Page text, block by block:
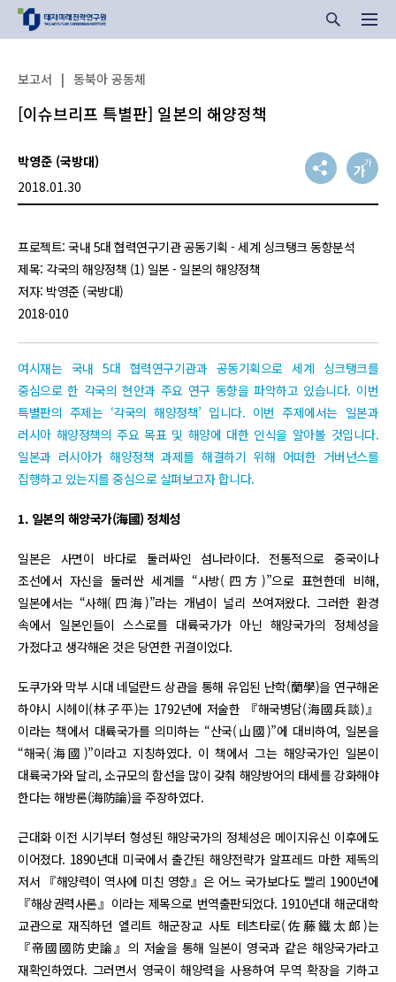
보고서 | 동북아 공동체
[이슈브리프 특별판] 일본의 해양정책
박영준 (국방대)
2018.01.30
프로젝트: 국내 5대 협력연구기관 공동기획 - 세계 싱크탱크 동향분석
제목: 각국의 해양정책 (1) 일본 - 일본의 해양정책
저자: 박영준 (국방대)
2018-010
여시재는 국내 5대 협력연구기관과 공동기획으로 세계 싱크탱크를
중심으로 한 각국의 현안과 주요 연구 동향을 파악하고 있습니다. 이번
특별판의 주제는 ‘각국의 해양정책’ 입니다. 이번 주제에서는 일본과
러시아 해양정책의 주요 목표 및 해양에 대한 인식을 알아볼 것입니다.
일본과 러시아가 해양정책 과제를 해결하기 위해 어떠한 거버넌스를
집행하고 있는지를 중심으로 살펴보고자 합니다.
1. 일본의 해양국가(海國) 정체성
일본은 사면이 바다로 둘러싸인 섬나라이다. 전통적으로 중국이나
조선에서 자신을 둘러싼 세계를 “사방(四方)”으로 표현한데 비해,
일본에서는 “사해(四海)”라는 개념이 널리 쓰여져왔다. 그러한 환경
속에서 일본인들이 스스로를 대륙국가가 아닌 해양국가의 정체성을
가졌다고 생각해온 것은 당연한 귀결이었다.
도쿠가와 막부 시대 네덜란드 상관을 통해 유입된 난학(蘭學)을 연구해온
하야시 시헤이(林子平)는 1792년에 저술한 『해국병담(海國兵談)』
이라는 책에서 대륙국가를 의미하는 “산국(山國)”에 대비하여, 일본을
“해국(海國)”이라고 지칭하였다. 이 책에서 그는 해양국가인 일본이
대륙국가와 달리, 소규모의 함선을 많이 갖춰 해양방어의 태세를 강화해야
한다는 해방론(海防論)을 주장하였다.
근대화 이전 시기부터 형성된 해양국가의 정체성은 메이지유신 이후에도
이어졌다. 1890년대 미국에서 출간된 해양전략가 알프레드 마한 제독의
저서 『해양력이 역사에 미친 영향』은 어느 국가보다도 빨리 1900년에
『해상권력사론』이라는 제목으로 번역출판되었다. 1910년대 해군대학
교관으로 재직하던 엘리트 해군장교 사토 테츠타로(佐藤鐵太郞)는
『帝國國防史論』의 저술을 통해 일본이 영국과 같은 해양국가라고
재확인하였다. 그러면서 영국이 해양력을 사용하여 무역 확장을 기하고